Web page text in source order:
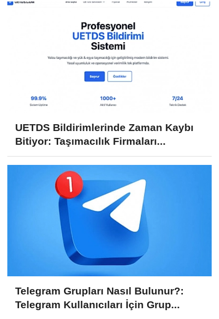
UETDS Bildirimlerinde Zaman Kaybı
Bitiyor: Taşımacılık Firmaları...
Telegram Grupları Nasıl Bulunur?:
Telegram Kullanıcıları İçin Grup...